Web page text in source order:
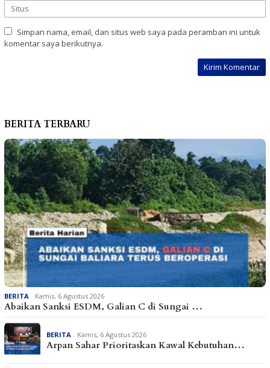
Simpan nama, email, dan situs web saya pada peramban ini untuk
komentar saya berikutnya.
BERITA TERBARU
BERITA Kamis, 6 Agustus 2026
Abaikan Sanksi ESDM, Galian C di Sungai …
BERITA Kamis, 6 Agustus 2026
Arpan Sahar Prioritaskan Kawal Kebutuhan…